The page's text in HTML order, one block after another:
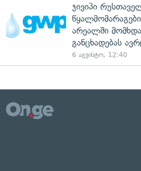
ჯივიპი
არეალში
განცხადებას
6 აგვისტო, 12:40